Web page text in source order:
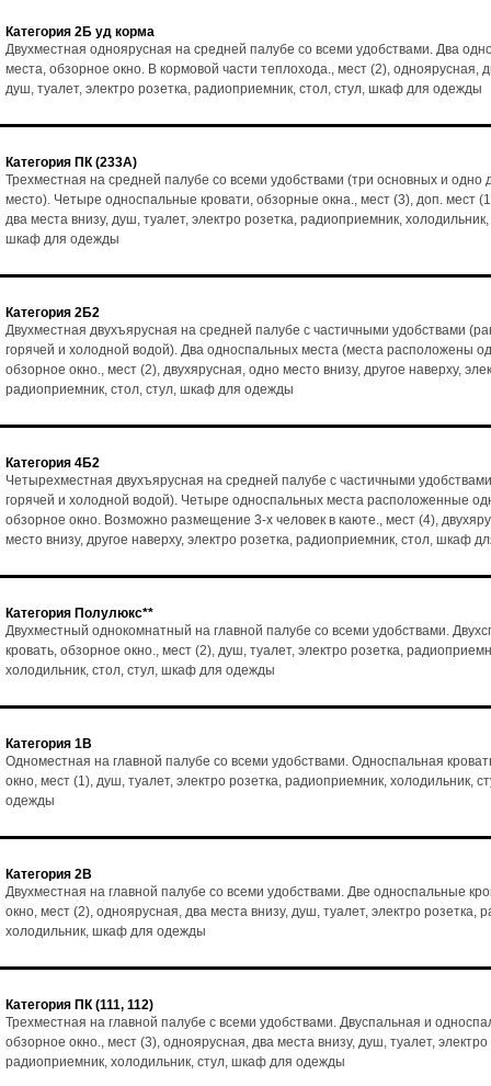
Категория 2Б уд корма
Двухместная одноярусная на средней палубе со всеми удобствами. Два
места, обзорное окно. В кормовой части теплохода., мест (2), одноярусная,
душ, туалет, электро розетка, радиоприемник, стол, стул, шкаф для одежды
Категория ПК (233А)
Трехместная на средней палубе со всеми удобствами (три основных и одно
место). Четыре односпальные кровати, обзорные окна., мест (3), доп. мест
два места внизу, душ, туалет, электро розетка, радиоприемник, холодильник,
шкаф для одежды
Категория 2Б2
Двухместная двухъярусная на средней палубе с частичными удобствами
горячей и холодной водой). Два односпальных места (места расположены
обзорное окно., мест (2), двухярусная, одно место внизу, другое наверху,
радиоприемник, стол, стул, шкаф для одежды
Категория 4Б2
Четырехместная двухъярусная на средней палубе с частичными
горячей и холодной водой). Четыре односпальных места расположенные
обзорное окно. Возможно размещение 3-х человек в каюте., мест (4),
место внизу, другое наверху, электро розетка, радиоприемник, стол, шкаф
Категория Полулюкс**
Двухместный однокомнатный на главной палубе со всеми удобствами.
кровать, обзорное окно., мест (2), душ, туалет, электро розетка,
холодильник, стол, стул, шкаф для одежды
Категория 1В
Одноместная на главной палубе со всеми удобствами. Односпальная
окно, мест (1), душ, туалет, электро розетка, радиоприемник, холодильник,
одежды
Категория 2В
Двухместная на главной палубе со всеми удобствами. Две односпальные
окно, мест (2), одноярусная, два места внизу, душ, туалет, электро розетка,
холодильник, шкаф для одежды
Категория ПК (111, 112)
Трехместная на главной палубе с всеми удобствами. Двуспальная и
обзорное окно., мест (3), одноярусная, два места внизу, душ, туалет, электро
радиоприемник, холодильник, стул, шкаф для одежды